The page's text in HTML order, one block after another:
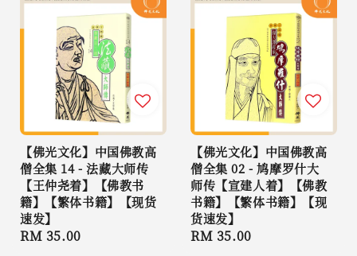
【佛光文化】中国佛教高
僧全集 14 - 法藏大师传
【王仲尧着】【佛教书
籍】【繁体书籍】【现货
速发】
Regular
RM 35.00
【佛光文化】中国佛教高
僧全集 02 - 鸠摩罗什大
师传【宣建人着】【佛教
书籍】【繁体书籍】【现
货速发】
Regular
RM 35.00